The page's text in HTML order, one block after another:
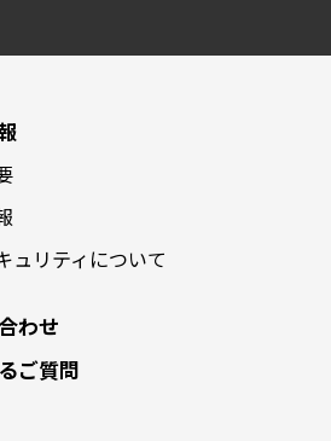
ュリティについて
わせ
ご質問